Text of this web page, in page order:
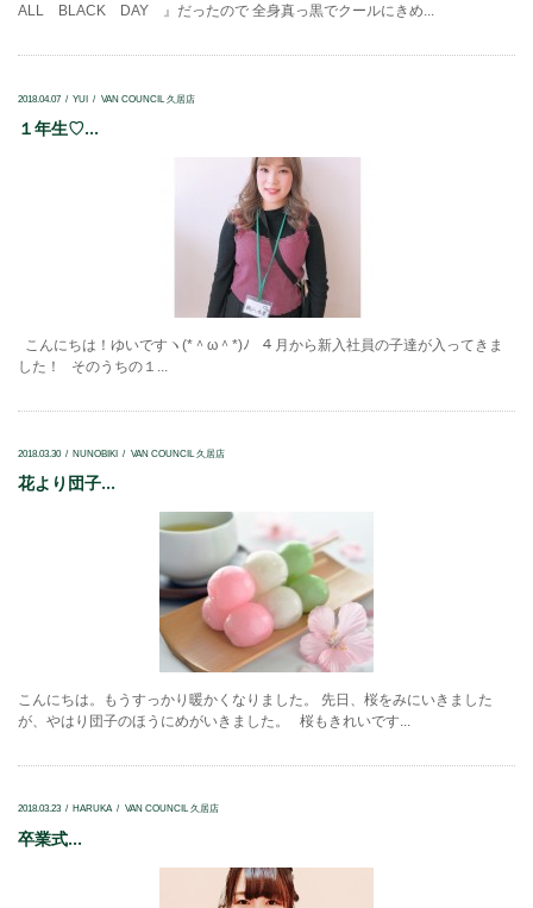
ALL BLACK DAY 』だったので 全身真っ黒でクールにきめ...
2018.04.07 YUI VAN COUNCIL 久居店
１年生♡...
こんにちは！ゆいですヽ(*＾ω＾*)ﾉ ４月から新入社員の子達が入ってきま
した！ そのうちの１...
2018.03.30 NUNOBIKI VAN COUNCIL 久居店
花より団子...
こんにちは。もうすっかり暖かくなりました。 先日、桜をみにいきました
が、やはり団子のほうにめがいきました。 桜もきれいです...
2018.03.23 HARUKA VAN COUNCIL 久居店
卒業式...